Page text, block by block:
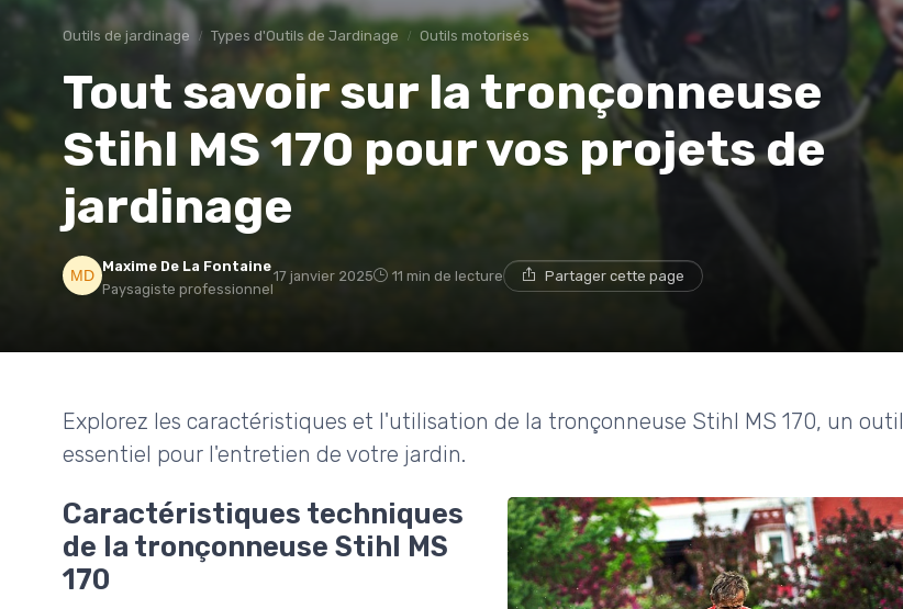
Outils de jardinage Types d'Outils de Jardinage Outils motorisés
Tout savoir sur la tronçonneuse
Stihl MS 170 pour vos projets de
jardinage
Maxime De La Fontaine
Paysagiste professionnel
17 janvier 2025 11 min de lecture Partager cette page
Explorez les caractéristiques et l'utilisation de la tronçonneuse Stihl MS 170, un outil
essentiel pour l'entretien de votre jardin.
Caractéristiques techniques
de la tronçonneuse Stihl MS
170